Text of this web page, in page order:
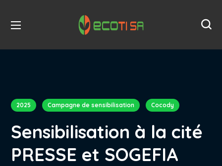
2025 Campagne de sensibilisation Cocody
Sensibilisation à la cité
PRESSE et SOGEFIA